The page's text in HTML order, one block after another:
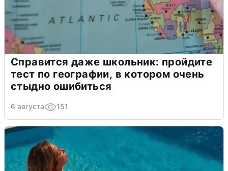
Справится даже школьник: пройдите
тест по географии, в котором очень
стыдно ошибиться
6 августа 151